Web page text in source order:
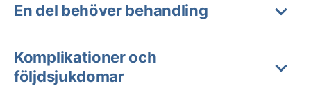
En del behöver behandling
Komplikationer och
följdsjukdomar